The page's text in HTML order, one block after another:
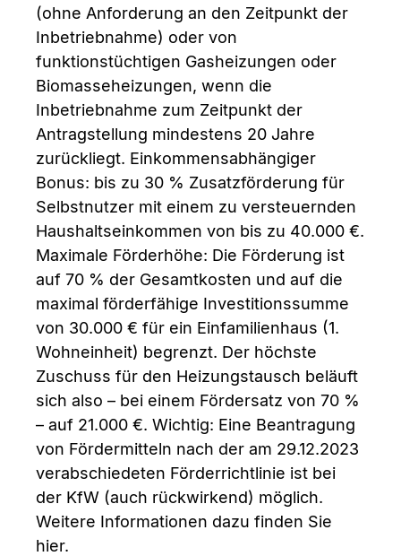
(ohne Anforderung an den Zeitpunkt der
Inbetriebnahme) oder von
funktionstüchtigen Gasheizungen oder
Biomasseheizungen, wenn die
Inbetriebnahme zum Zeitpunkt der
Antragstellung mindestens 20 Jahre
zurückliegt. Einkommensabhängiger
Bonus: bis zu 30 % Zusatzförderung für
Selbstnutzer mit einem zu versteuernden
Haushaltseinkommen von bis zu 40.000 €.
Maximale Förderhöhe: Die Förderung ist
auf 70 % der Gesamtkosten und auf die
maximal förderfähige Investitionssumme
von 30.000 € für ein Einfamilienhaus (1.
Wohneinheit) begrenzt. Der höchste
Zuschuss für den Heizungstausch beläuft
sich also – bei einem Fördersatz von 70 %
– auf 21.000 €. Wichtig: Eine Beantragung
von Fördermitteln nach der am 29.12.2023
verabschiedeten Förderrichtlinie ist bei
der KfW (auch rückwirkend) möglich.
Weitere Informationen dazu finden Sie
hier.